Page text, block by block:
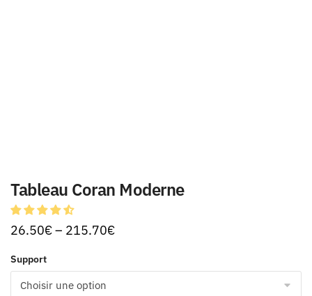
Tableau Coran Moderne
26.50€– 215.70€
Support